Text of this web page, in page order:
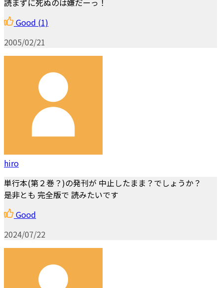
Good (1)
2005/02/21
hiro
単行本(第２巻？)の発刊が 中止したまま？でしょうか？
是非とも 完全版で 読みたいです
Good
2024/07/22